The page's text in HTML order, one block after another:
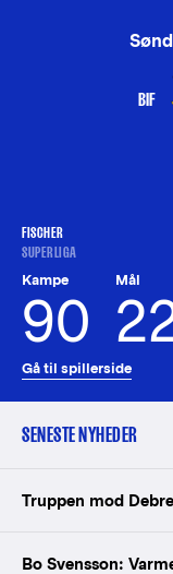
BIF
FISCHER
SUPERLIGA
Kampe
90
Mål
Gå til spillerside
SENESTE NYHEDER
Truppen mod
Bo Svensson: